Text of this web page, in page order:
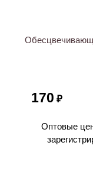
170 ₽
Оптовые